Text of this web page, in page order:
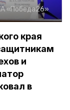
«Победа26»
края
и
в